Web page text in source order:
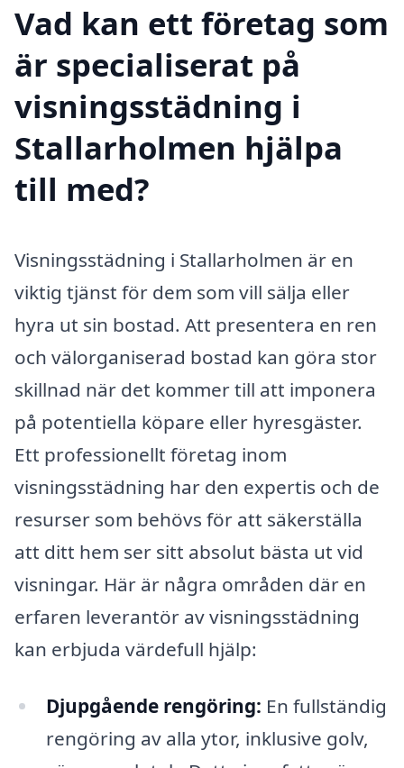
Vad kan ett företag som
är specialiserat på
visningsstädning i
Stallarholmen hjälpa
till med?
Visningsstädning i Stallarholmen är en
viktig tjänst för dem som vill sälja eller
hyra ut sin bostad. Att presentera en ren
och välorganiserad bostad kan göra stor
skillnad när det kommer till att imponera
på potentiella köpare eller hyresgäster.
Ett professionellt företag inom
visningsstädning har den expertis och de
resurser som behövs för att säkerställa
att ditt hem ser sitt absolut bästa ut vid
visningar. Här är några områden där en
erfaren leverantör av visningsstädning
kan erbjuda värdefull hjälp:
Djupgående rengöring: En fullständig
rengöring av alla ytor, inklusive golv,